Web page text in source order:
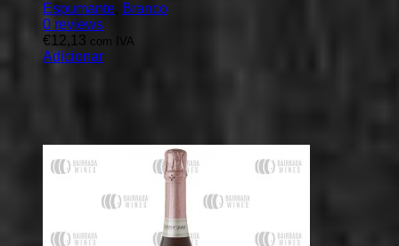
Espumante Branco
0 reviews
€12,13 com IVA
Adicionar